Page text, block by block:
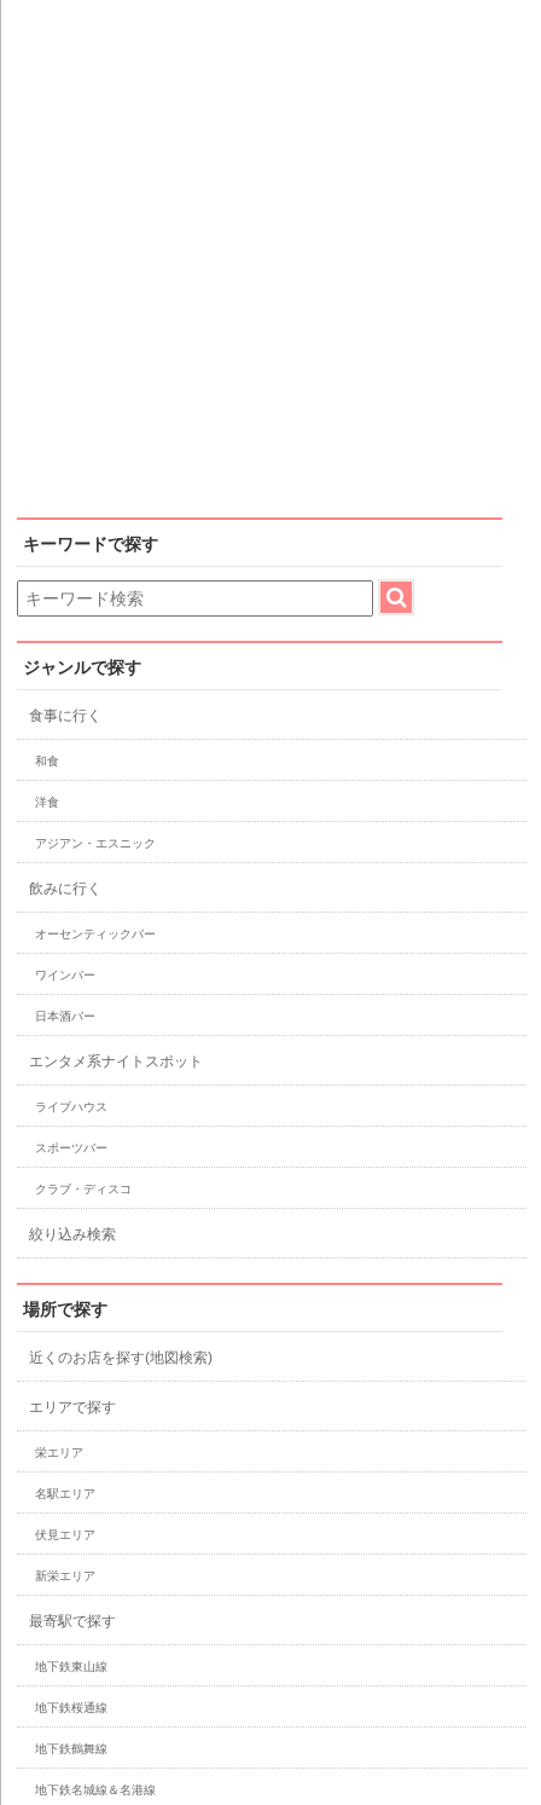
キーワードで探す
ジャンルで探す
食事に行く
和食
洋食
アジアン・エスニック
飲みに行く
オーセンティックバー
ワインバー
日本酒バー
エンタメ系ナイトスポット
ライブハウス
スポーツバー
クラブ・ディスコ
絞り込み検索
場所で探す
近くのお店を探す(地図検索)
エリアで探す
栄エリア
名駅エリア
伏見エリア
新栄エリア
最寄駅で探す
地下鉄東山線
地下鉄桜通線
地下鉄鶴舞線
地下鉄名城線＆名港線